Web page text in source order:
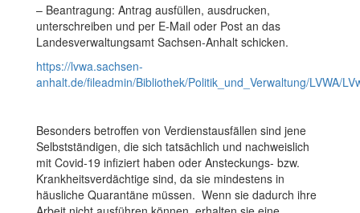
– Beantragung: Antrag ausfüllen, ausdrucken,
unterschreiben und per E-Mail oder Post an das
Landesverwaltungsamt Sachsen-Anhalt schicken.
https://lvwa.sachsen-
anhalt.de/fileadmin/Bibliothek/Politik_und_Verwaltung/LVWA/
Besonders betroffen von Verdienstausfällen sind jene
Selbstständigen, die sich tatsächlich und nachweislich
mit Covid-19 infiziert haben oder Ansteckungs- bzw.
Krankheitsverdächtige sind, da sie mindestens in
häusliche Quarantäne müssen. Wenn sie dadurch ihre